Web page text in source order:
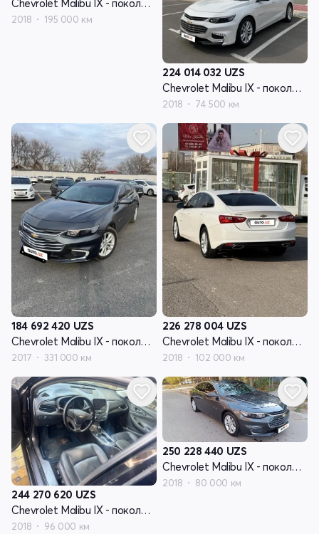
Chevrolet Malibu IX - поколение
2018 195 000 км
224 014 032 UZS
Chevrolet Malibu IX - поколение
2018 74 500 км
184 692 420 UZS
Chevrolet Malibu IX - поколение
2017 331 000 км
226 278 004 UZS
Chevrolet Malibu IX - поколение
2018 102 000 км
244 270 620 UZS
Chevrolet Malibu IX - поколение
2018 96 000 км
250 228 440 UZS
Chevrolet Malibu IX - поколение
2018 80 000 км